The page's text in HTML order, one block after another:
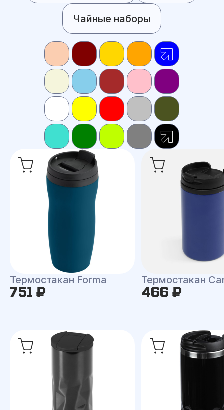
Чайные наборы
Термостакан Forma
751 ₽
Термостакан
466 ₽